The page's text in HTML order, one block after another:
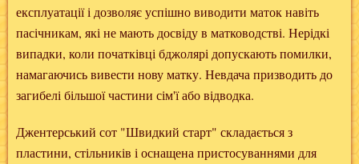
експлуатації і дозволяє успішно виводити маток навіть
пасічникам, які не мають досвіду в матководстві. Нерідкі
випадки, коли початківці бджолярі допускають помилки,
намагаючись вивести нову матку. Невдача призводить до
загибелі більшої частини сім'ї або відводка.
Джентерський сот "Швидкий старт" складається з
пластини, стільників і оснащена пристосуваннями для